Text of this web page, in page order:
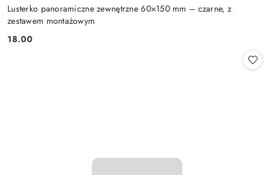
Lusterko panoramiczne zewnętrzne 60×150 mm – czarne, z
zestawem montażowym
Cena:
18.00